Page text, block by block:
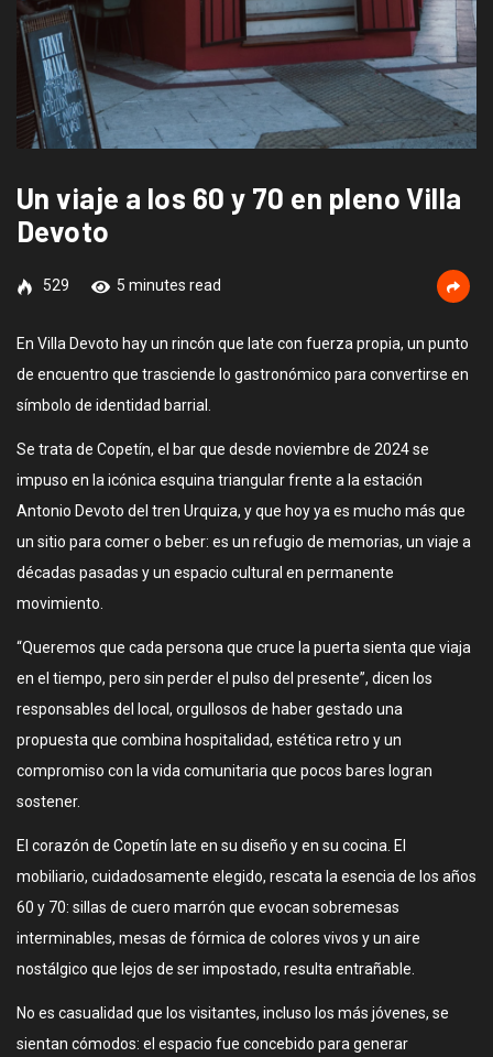
Un viaje a los 60 y 70 en pleno Villa
Devoto
529 5 minutes read
En Villa Devoto hay un rincón que late con fuerza propia, un punto
de encuentro que trasciende lo gastronómico para convertirse en
símbolo de identidad barrial.
Se trata de Copetín, el bar que desde noviembre de 2024 se
impuso en la icónica esquina triangular frente a la estación
Antonio Devoto del tren Urquiza, y que hoy ya es mucho más que
un sitio para comer o beber: es un refugio de memorias, un viaje a
décadas pasadas y un espacio cultural en permanente
movimiento.
“Queremos que cada persona que cruce la puerta sienta que viaja
en el tiempo, pero sin perder el pulso del presente”, dicen los
responsables del local, orgullosos de haber gestado una
propuesta que combina hospitalidad, estética retro y un
compromiso con la vida comunitaria que pocos bares logran
sostener.
El corazón de Copetín late en su diseño y en su cocina. El
mobiliario, cuidadosamente elegido, rescata la esencia de los años
60 y 70: sillas de cuero marrón que evocan sobremesas
interminables, mesas de fórmica de colores vivos y un aire
nostálgico que lejos de ser impostado, resulta entrañable.
No es casualidad que los visitantes, incluso los más jóvenes, se
sientan cómodos: el espacio fue concebido para generar